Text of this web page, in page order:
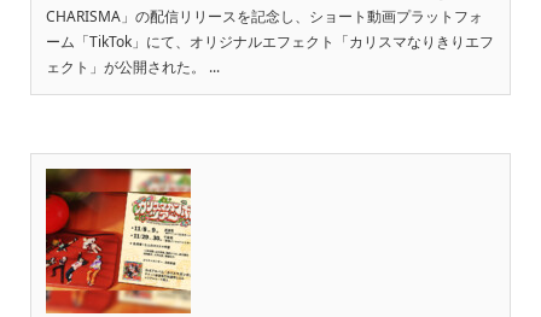
CHARISMA」の配信リリースを記念し、ショート動画プラットフォ
ーム「TikTok」にて、オリジナルエフェクト「カリスマなりきりエフ
ェクト」が公開された。 ...